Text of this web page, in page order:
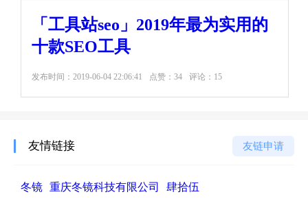
「工具站seo」2019年最为实用的
十款SEO工具
发布时间： 2019-06-04 22:06:41 点赞：34 评论：15
友情链接 友链申请
冬镜 重庆冬镜科技有限公司 肆拾伍